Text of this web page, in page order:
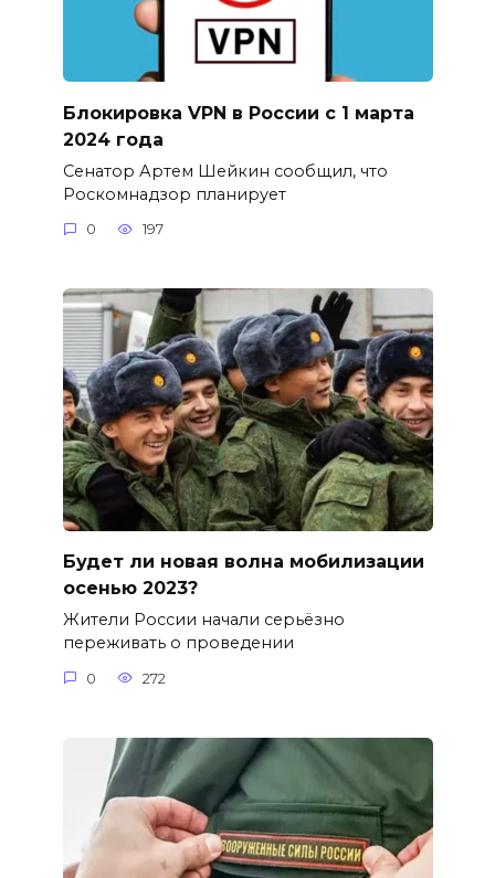
Блокировка VPN в России с 1 марта
2024 года
Сенатор Артем Шейкин сообщил, что
Роскомнадзор планирует
0 197
Будет ли новая волна мобилизации
осенью 2023?
Жители России начали серьёзно
переживать о проведении
0 272